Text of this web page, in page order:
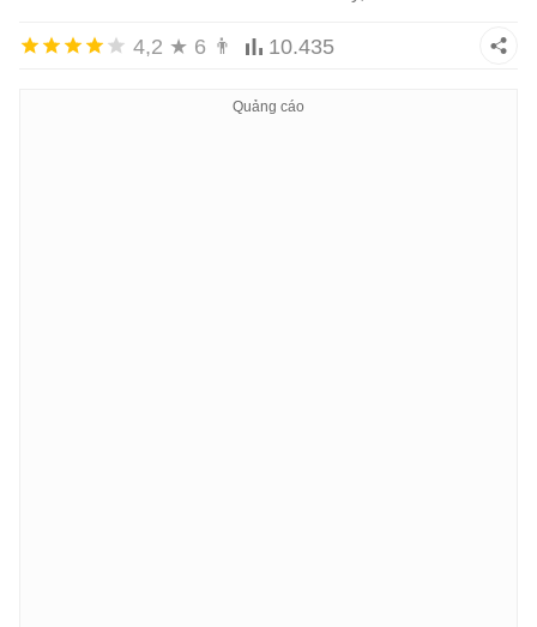
4,2 ★ 6 👨 10.435